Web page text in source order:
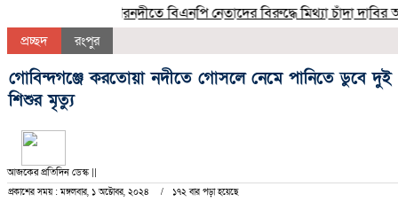
গৌরনদীতে বিএনপি নেতাদের বিরুদ্ধে মিথ্যা চাঁদা দাবির
প্রচ্ছদ রংপুর
গোবিন্দগঞ্জে করতোয়া নদীতে গোসলে নেমে পানিতে ডুবে দুই
শিশুর মৃত্যু
আজকের প্রতিদিন ডেস্ক ||
প্রকাশের সময় : মঙ্গলবার, ১ অক্টোবর, ২০২৪ ১৭২ বার পড়া হয়েছে